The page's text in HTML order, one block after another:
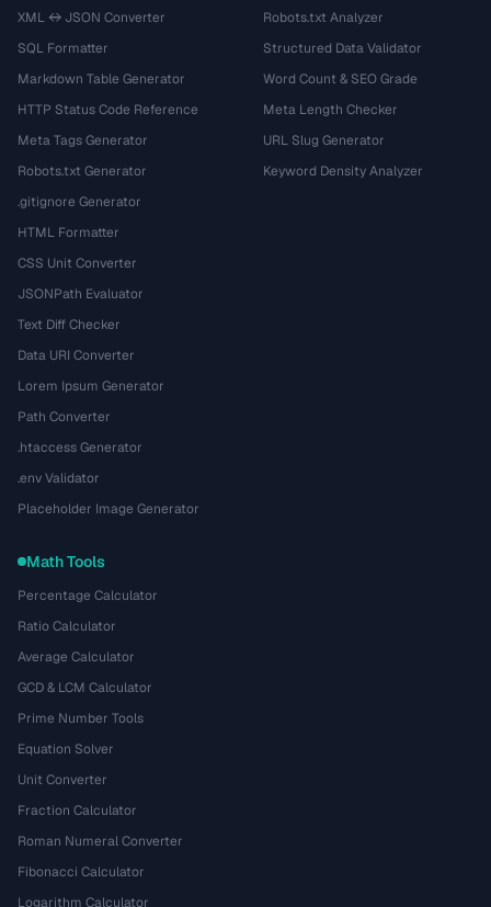
XML ↔ JSON Converter
SQL Formatter
Markdown Table Generator
HTTP Status Code Reference
Meta Tags Generator
Robots.txt Generator
.gitignore Generator
HTML Formatter
CSS Unit Converter
JSONPath Evaluator
Text Diff Checker
Data URI Converter
Lorem Ipsum Generator
Path Converter
.htaccess Generator
.env Validator
Placeholder Image Generator
Robots.txt Analyzer
Structured Data Validator
Word Count & SEO Grade
Meta Length Checker
URL Slug Generator
Keyword Density Analyzer
Math Tools
Percentage Calculator
Ratio Calculator
Average Calculator
GCD & LCM Calculator
Prime Number Tools
Equation Solver
Unit Converter
Fraction Calculator
Roman Numeral Converter
Fibonacci Calculator
Logarithm Calculator